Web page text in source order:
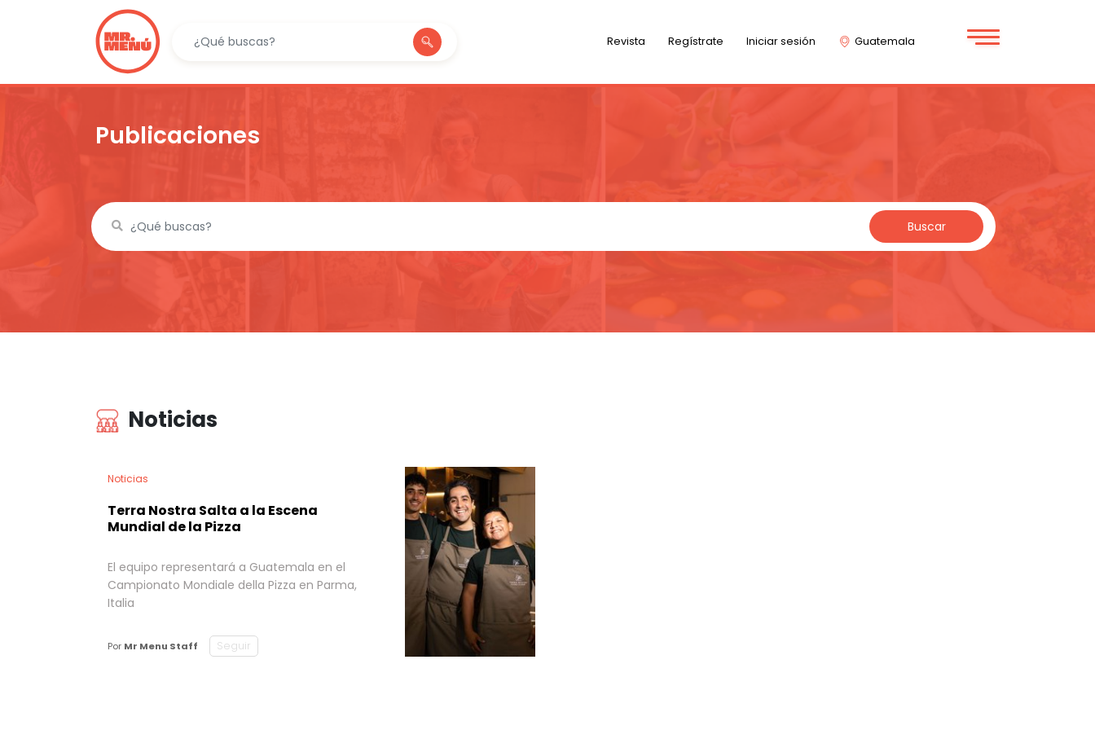
Revista Regístrate Iniciar sesión Guatemala
Publicaciones
Buscar
Noticias
Noticias
Terra Nostra Salta a la Escena
Mundial de la Pizza
El equipo representará a Guatemala en el
Campionato Mondiale della Pizza en Parma,
Italia
Por Mr Menu Staff Seguir